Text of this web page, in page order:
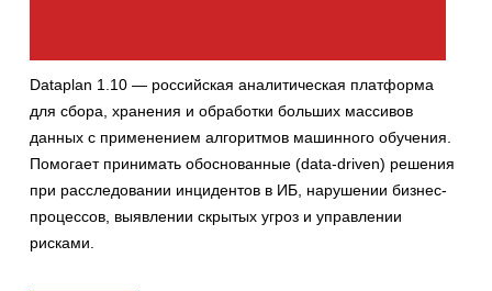
Dataplan 1.10 — российская аналитическая платформа
для сбора, хранения и обработки больших массивов
данных с применением алгоритмов машинного обучения.
Помогает принимать обоснованные (data-driven) решения
при расследовании инцидентов в ИБ, нарушении бизнес-
процессов, выявлении скрытых угроз и управлении
рисками.